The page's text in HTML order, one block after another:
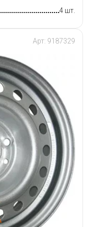
4 шт.
Арт: 9187329